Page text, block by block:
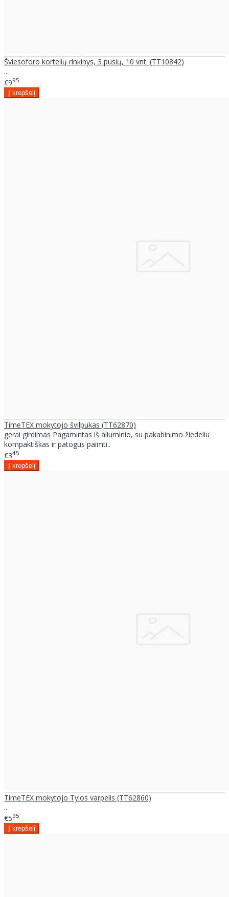
Šviesoforo kortelių rinkinys, 3 pusių, 10 vnt. (TT10842)
..
€995
TimeTEX mokytojo švilpukas (TT62870)
gerai girdimas Pagamintas iš aliuminio, su pakabinimo žiedeliu
kompaktiškas ir patogus paimti..
€345
TimeTEX mokytojo Tylos varpelis (TT62860)
..
€595